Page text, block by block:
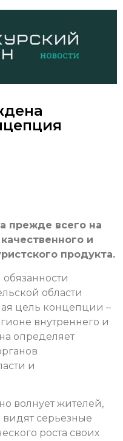
прежде всего на
и
продукта.
области
цель концепции –
внутреннего и
определяет
и
волнует жителей,
серьезные
роста своих